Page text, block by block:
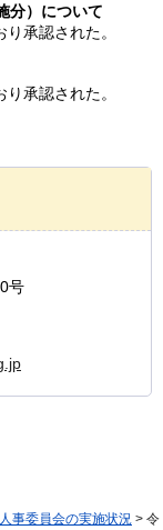
分）について
承認された。
承認された。
号
人事委員会の実施状況 > 令